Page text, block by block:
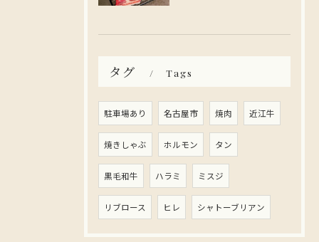
タグ Tags
駐車場あり 名古屋市 焼肉 近江牛
焼きしゃぶ ホルモン タン
黒毛和牛 ハラミ ミスジ
リブロース ヒレ シャトーブリアン